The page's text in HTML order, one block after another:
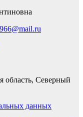
область, Северный
данных